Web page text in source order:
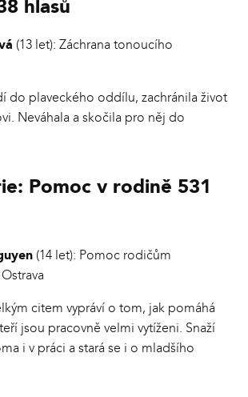
hlasů
(13 let): Záchrana tonoucího
do plaveckého oddílu, zachránila život
Neváhala a skočila pro něj do
Pomoc v rodině 531
(14 let): Pomoc rodičům
citem vypráví o tom, jak pomáhá
jsou pracovně velmi vytíženi. Snaží
i v práci a stará se i o mladšího